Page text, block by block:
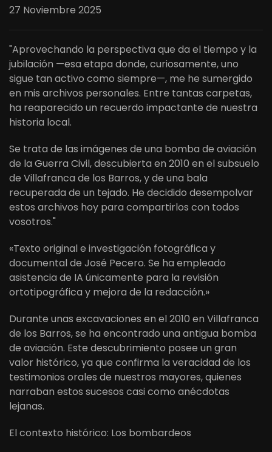
27 Noviembre 2025
"Aprovechando la perspectiva que da el tiempo y la
jubilación —esa etapa donde, curiosamente, uno
sigue tan activo como siempre—, me he sumergido
en mis archivos personales. Entre tantas carpetas,
ha reaparecido un recuerdo impactante de nuestra
historia local.
Se trata de las imágenes de una bomba de aviación
de la Guerra Civil, descubierta en 2010 en el subsuelo
de Villafranca de los Barros, y de una bala
recuperada de un tejado. He decidido desempolvar
estos archivos hoy para compartirlos con todos
vosotros."
«Texto original e investigación fotográfica y
documental de José Pecero. Se ha empleado
asistencia de IA únicamente para la revisión
ortotipográfica y mejora de la redacción.»
Durante unas excavaciones en el 2010 en Villafranca
de los Barros, se ha encontrado una antigua bomba
de aviación. Este descubrimiento posee un gran
valor histórico, ya que confirma la veracidad de los
testimonios orales de nuestros mayores, quienes
narraban estos sucesos casi como anécdotas
lejanas.
El contexto histórico: Los bombardeos